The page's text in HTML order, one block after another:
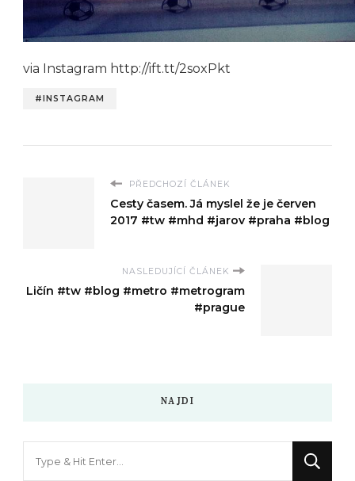
via Instagram http://ift.tt/2soxPkt
#INSTAGRAM
PŘEDCHOZÍ ČLÁNEK
Cesty časem. Já myslel že je červen
2017 #tw #mhd #jarov #praha #blog
NASLEDUJÍCÍ ČLÁNEK
Ličín #tw #blog #metro #metrogram
#prague
NAJDI